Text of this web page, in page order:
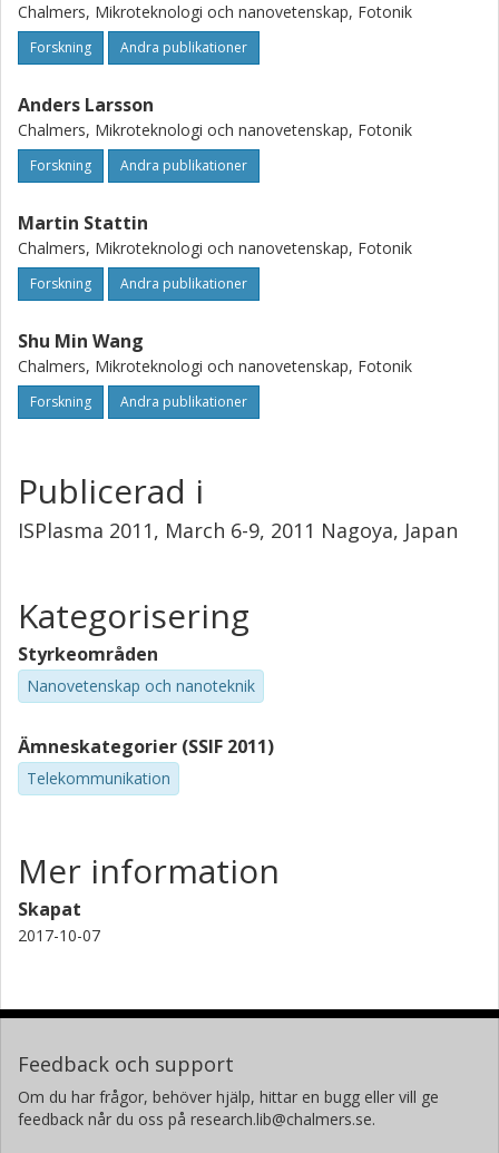
Chalmers, Mikroteknologi och nanovetenskap, Fotonik
Forskning Andra publikationer
Anders Larsson
Chalmers, Mikroteknologi och nanovetenskap, Fotonik
Forskning Andra publikationer
Martin Stattin
Chalmers, Mikroteknologi och nanovetenskap, Fotonik
Forskning Andra publikationer
Shu Min Wang
Chalmers, Mikroteknologi och nanovetenskap, Fotonik
Forskning Andra publikationer
Publicerad i
ISPlasma 2011, March 6-9, 2011 Nagoya, Japan
Kategorisering
Styrkeområden
Nanovetenskap och nanoteknik
Ämneskategorier (SSIF 2011)
Telekommunikation
Mer information
Skapat
2017-10-07
Feedback och support
Om du har frågor, behöver hjälp, hittar en bugg eller vill ge
feedback når du oss på research.lib@chalmers.se.